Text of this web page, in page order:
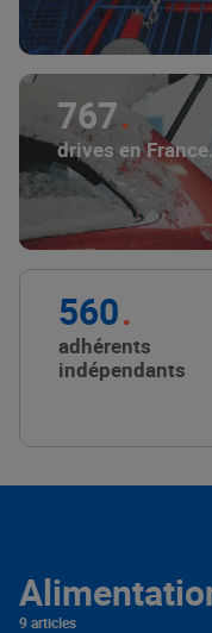
767
drives en France.
560
adhérents
indépendants
9 articles